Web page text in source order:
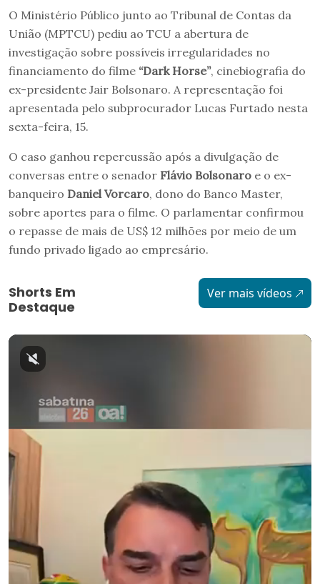
O Ministério Público junto ao Tribunal de Contas da
União (MPTCU) pediu ao TCU a abertura de
investigação sobre possíveis irregularidades no
financiamento do filme “Dark Horse”, cinebiografia do
ex-presidente Jair Bolsonaro. A representação foi
apresentada pelo subprocurador Lucas Furtado nesta
sexta-feira, 15.
O caso ganhou repercussão após a divulgação de
conversas entre o senador Flávio Bolsonaro e o ex-
banqueiro Daniel Vorcaro, dono do Banco Master,
sobre aportes para o filme. O parlamentar confirmou
o repasse de mais de US$ 12 milhões por meio de um
fundo privado ligado ao empresário.
Shorts Em
Destaque
Ver mais vídeos